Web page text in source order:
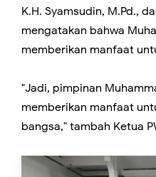
K.H. Syamsudin, M.Pd.,
mengatakan bahwa
memberikan manfaat
"Jadi, pimpinan
memberikan manfaat
bangsa," tambah Ketua